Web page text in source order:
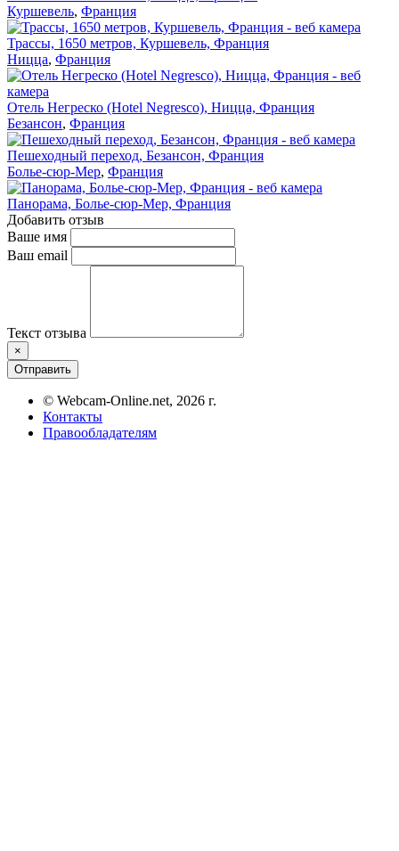
Куршевель, Франция
Трассы, 1650 метров, Куршевель, Франция
Ницца, Франция
Отель Негреско (Hotel Negresco), Ницца, Франция
Безансон, Франция
Пешеходный переход, Безансон, Франция
Болье-сюр-Мер, Франция
Панорама, Болье-сюр-Мер, Франция
Добавить отзыв
Ваше имя
Ваш email
Текст отзыва
×
Отправить
© Webcam-Online.net, 2026 г.
Контакты
Правообладателям